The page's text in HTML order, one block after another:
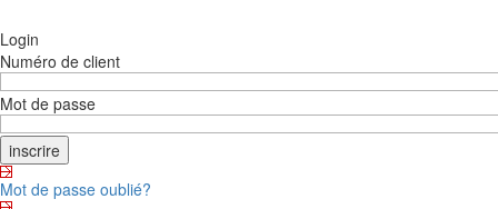
Login
Numéro de client
Mot de passe
Mot de passe oublié?